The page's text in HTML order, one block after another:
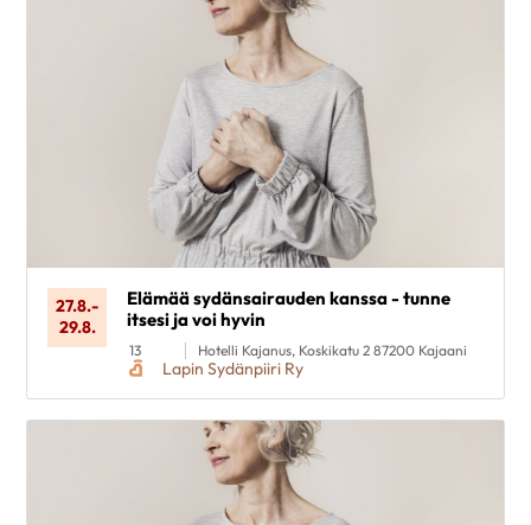
Poista valinnat
27.8.-
29.8.
Elämää sydänsairauden kanssa - tunne
itsesi ja voi hyvin
13 Hotelli Kajanus, Koskikatu 2 87200 Kajaani
Lapin Sydänpiiri Ry